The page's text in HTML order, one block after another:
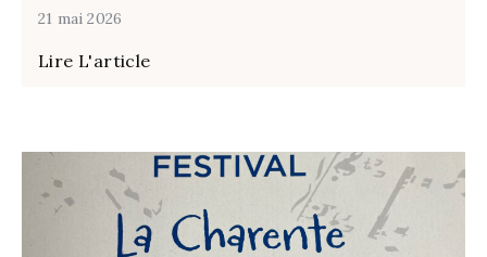
21 mai 2026
Lire L'article